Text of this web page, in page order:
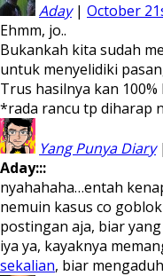
Aday| October
Ehmm, jo..
Bukankah kita sudah
untuk menyelidiki
Trus hasilnya kan
*rada rancu tp diharap
Yang Punya Diary|
Aday:::
nyahahaha…entah
nemuin kasus co
postingan aja, biar
iya ya, kayaknya
sekalian, biar